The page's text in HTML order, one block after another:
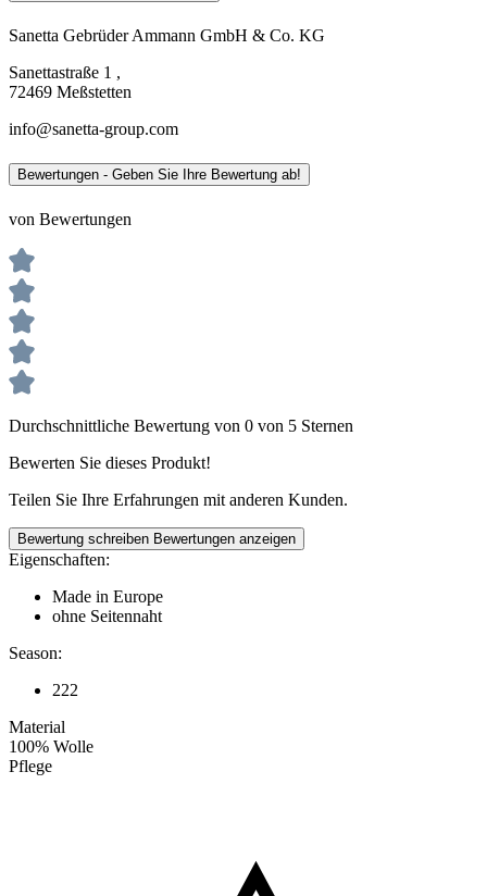
Sanetta Gebrüder Ammann GmbH & Co. KG
Sanettastraße 1 ,
72469 Meßstetten
info@sanetta-group.com
Bewertungen - Geben Sie Ihre Bewertung ab!
von Bewertungen
Durchschnittliche Bewertung von 0 von 5 Sternen
Bewerten Sie dieses Produkt!
Teilen Sie Ihre Erfahrungen mit anderen Kunden.
Bewertung schreiben Bewertungen anzeigen
Eigenschaften:
Made in Europe
ohne Seitennaht
Season:
222
Material
100% Wolle
Pflege